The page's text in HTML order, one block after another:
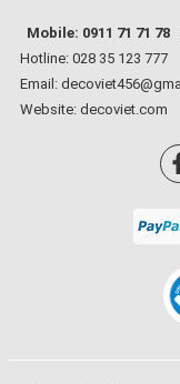
Mobile: 0911 71 71 78
Hotline: 028 35 123 777
Email:
Website: decoviet.com